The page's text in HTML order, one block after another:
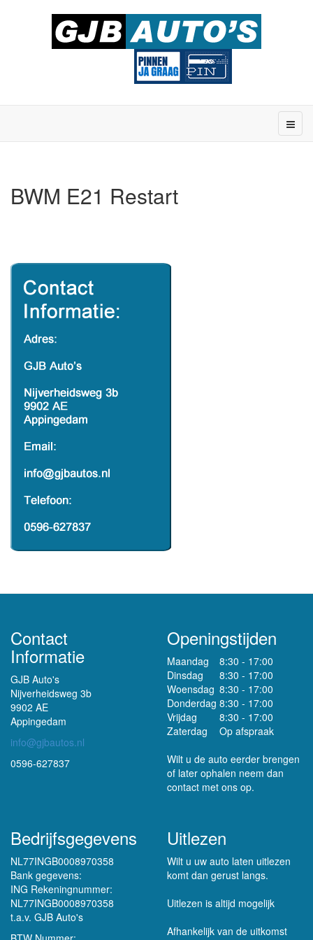
BWM E21 Restart
Contact
Informatie
GJB Auto's
Nijverheidsweg 3b
9902 AE
Appingedam
info@gjbautos.nl
0596-627837
Openingstijden
Maandag
Dinsdag
Woensdag
Donderdag
Vrijdag
Zaterdag
8:30 - 17:00
8:30 - 17:00
8:30 - 17:00
8:30 - 17:00
8:30 - 17:00
Op afspraak
Wilt u de auto eerder brengen
of later ophalen neem dan
contact met ons op.
Bedrijfsgegevens
NL77INGB0008970358
Bank gegevens:
ING Rekeningnummer:
NL77INGB0008970358
t.a.v. GJB Auto's
Uitlezen
Wilt u uw auto laten uitlezen
komt dan gerust langs.
Uitlezen is altijd mogelijk
Afhankelijk van de uitkomst